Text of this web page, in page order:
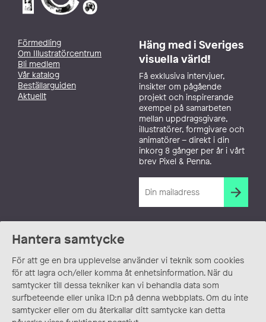
Hantera samtycke
För att ge en bra upplevelse använder vi teknik som cookies
för att lagra och/eller komma åt enhetsinformation. När du
samtycker till dessa tekniker kan vi behandla data som
surfbeteende eller unika ID:n på denna webbplats. Om du inte
samtycker eller om du återkallar ditt samtycke kan detta
Förmedling
Om Illustratörcentrum
Bli medlem
Vår katalog
Beställarguiden
Aktuellt
Häng med i Sveriges
visuella värld!
Få exklusiva intervjuer,
insikter om pågående
projekt och inspirerande
exempel på samarbeten
mellan uppdragsgivare,
illustratörer, formgivare och
animatörer – direkt i din
inkorg 8 gånger per år i vårt
brev Pixel & Penna.